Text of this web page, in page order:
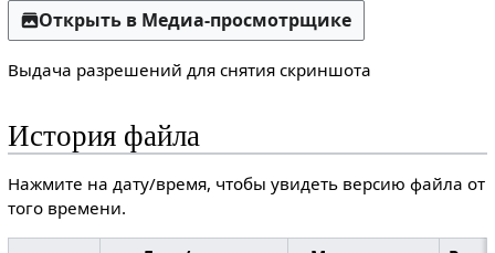
Открыть в Медиа-просмотрщике
Выдача разрешений для снятия скриншота
История файла
Нажмите на дату/время, чтобы увидеть версию файла от
того времени.